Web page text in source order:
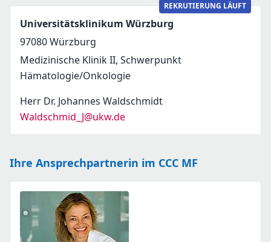
REKRUTIERUNG LÄUFT
Universitätsklinikum Würzburg
97080Würzburg
Medizinische Klinik II, Schwerpunkt
Hämatologie/Onkologie
Herr Dr. Johannes Waldschmidt
Waldschmid_J@ukw.de
Ihre Ansprechpartnerin im CCC MF